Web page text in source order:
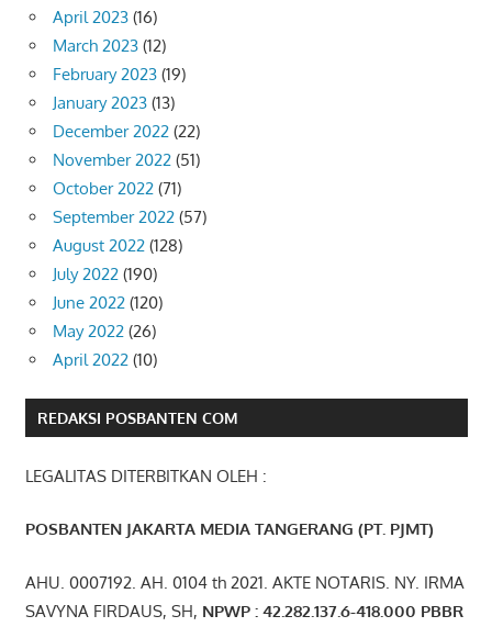
April 2023 (16)
March 2023 (12)
February 2023 (19)
January 2023 (13)
December 2022 (22)
November 2022 (51)
October 2022 (71)
September 2022 (57)
August 2022 (128)
July 2022 (190)
June 2022 (120)
May 2022 (26)
April 2022 (10)
REDAKSI POSBANTEN COM
LEGALITAS DITERBITKAN OLEH :
POSBANTEN JAKARTA MEDIA TANGERANG (PT. PJMT)
AHU. 0007192. AH. 0104 th 2021. AKTE NOTARIS. NY. IRMA
SAVYNA FIRDAUS, SH, NPWP : 42. 282 .137.6-418.000 PBBR